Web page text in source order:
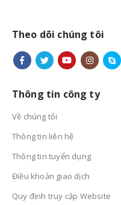
Theo dõi chúng tôi
Thông tin công ty
Về chúng tôi
Thông tin liên hệ
Thông tin tuyển dụng
Điều khoản giao dịch
Quy định truy cập Website